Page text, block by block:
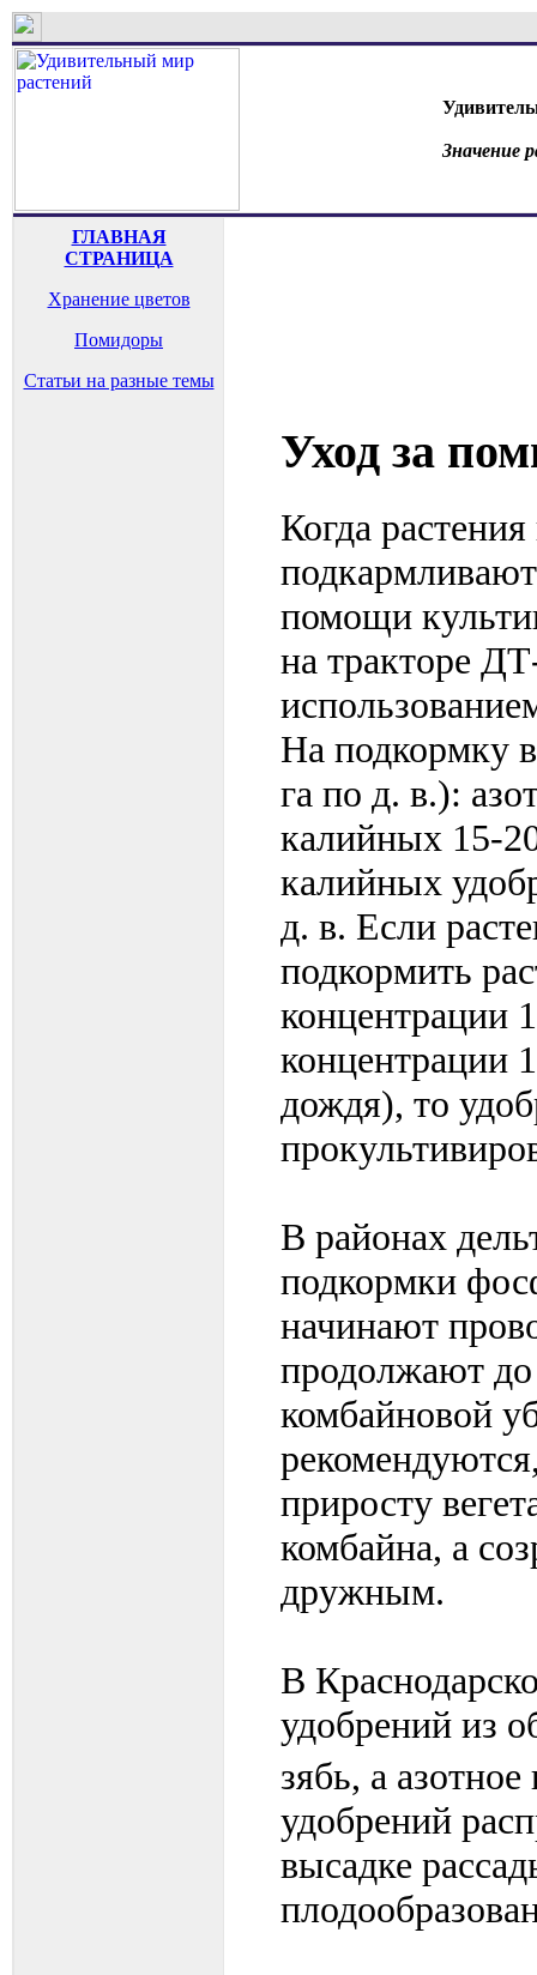
Значение
ГЛАВНАЯ
СТРАНИЦА
Хранение цветов
Помидоры
Статьи на разные темы
Уход за
Когда
помощи
на тракторе
На подкормку
га по д. в.):
калийных 15-
калийных
д. в. Если
подкормить
концентрации
концентрации
дождя), то
В районах
подкормки
начинают
продолжают до
комбайновой
приросту
комбайна, а
дружным.
В
удобрений из
зябь, а
удобрений
высадке